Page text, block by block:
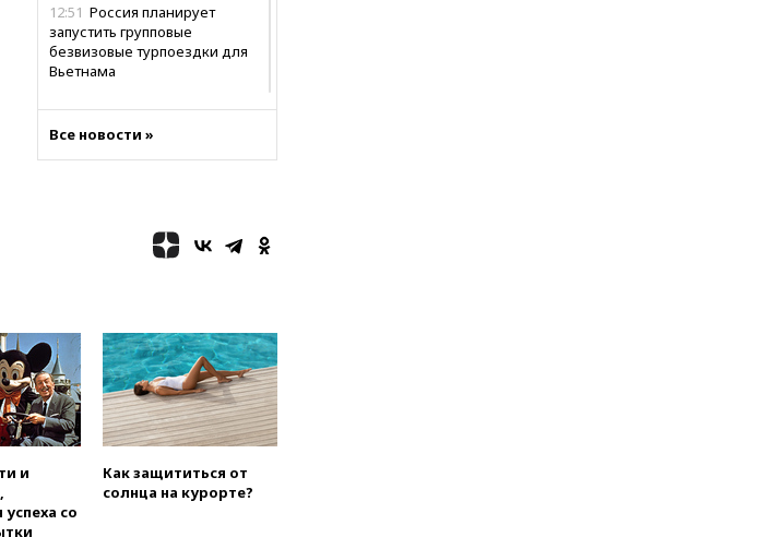
12:51 Россия планирует
запустить групповые
безвизовые турпоездки для
Вьетнама
рекордных показателей
в соцсети
11:58
Резаи: Иран не допустит
открытия второго маршрута в
Ормузском проливе
11:48
Жители Москвы и
громких взрывах
11:41
Все новости »
и
со
Как защититься от
солнца на курорте?